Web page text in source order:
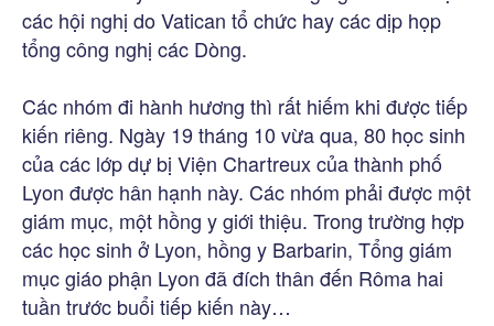
các hội nghị do Vatican tổ chức hay các dịp họp
tổng công nghị các Dòng.
Các nhóm đi hành hương thì rất hiếm khi được tiếp
kiến riêng. Ngày 19 tháng 10 vừa qua, 80 học sinh
của các lớp dự bị Viện Chartreux của thành phố
Lyon được hân hạnh này. Các nhóm phải được một
giám mục, một hồng y giới thiệu. Trong trường hợp
các học sinh ở Lyon, hồng y Barbarin, Tổng giám
mục giáo phận Lyon đã đích thân đến Rôma hai
tuần trước buổi tiếp kiến này…